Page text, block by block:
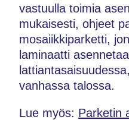
vastuulla toimia
mukaisesti, ohjeet
mosaiikkiparketti,
laminaatti
vanhassa talossa.
Lue myös: Parketin